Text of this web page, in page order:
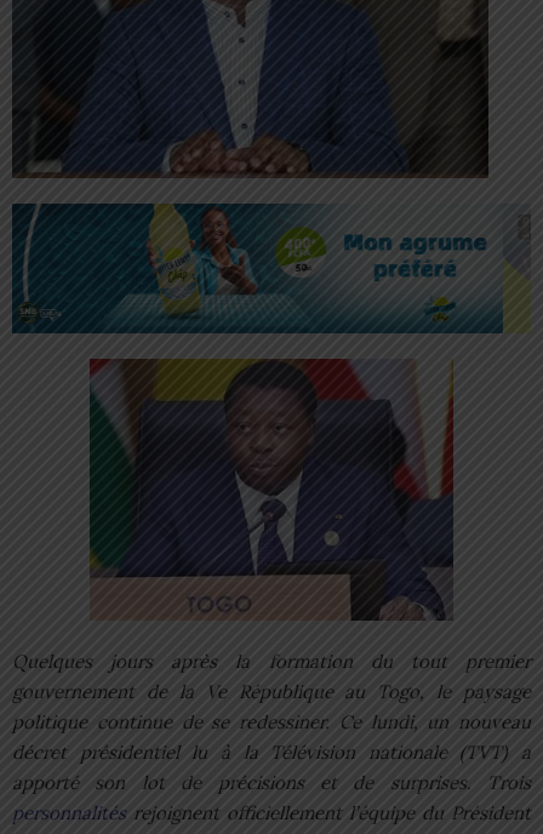
Quelques jours après la formation du tout premier
gouvernement de la Ve République au Togo, le paysage
politique continue de se redessiner. Ce lundi, un nouveau
décret présidentiel lu à la Télévision nationale (TVT) a
apporté son lot de précisions et de surprises. Trois
personnalitésrejoignent officiellement l’équipe du Président